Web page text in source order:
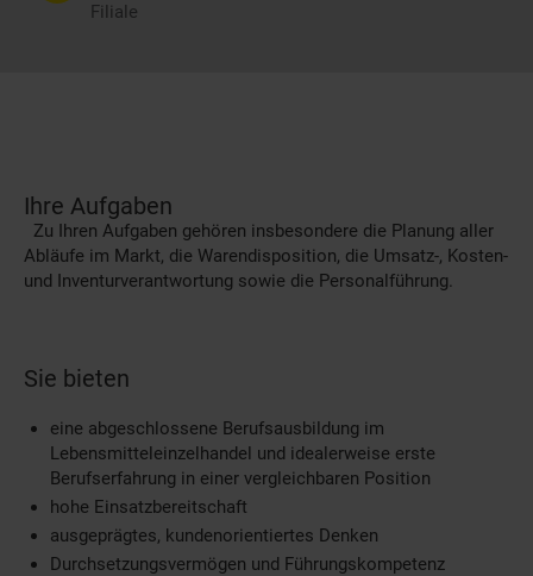
Filiale
Ihre Aufgaben
Zu Ihren Aufgaben gehören insbesondere die Planung aller
Abläufe im Markt, die Warendisposition, die Umsatz-, Kosten-
und Inventurverantwortung sowie die Personalführung.
Sie bieten
eine abgeschlossene Berufsausbildung im
Lebensmitteleinzelhandel und idealerweise erste
Berufserfahrung in einer vergleichbaren Position
hohe Einsatzbereitschaft
ausgeprägtes, kundenorientiertes Denken
Durchsetzungsvermögen und Führungskompetenz